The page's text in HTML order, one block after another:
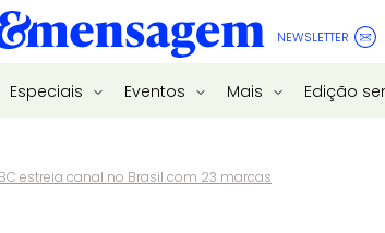
NEWSLETTER
Especiais Eventos Mais Edição
estreia canal no Brasil com 23 marcas